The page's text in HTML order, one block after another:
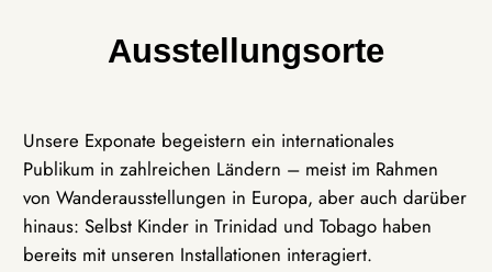
Ausstellungsorte
Unsere Exponate begeistern ein internationales
Publikum in zahlreichen Ländern – meist im Rahmen
von Wanderausstellungen in Europa, aber auch darüber
hinaus: Selbst Kinder in Trinidad und Tobago haben
bereits mit unseren Installationen interagiert.